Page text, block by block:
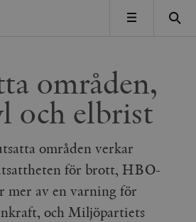
MENY
områden,
och elbrist
områden verkar
för brott, HBO-
mer av en varning för
och Miljöpartiets